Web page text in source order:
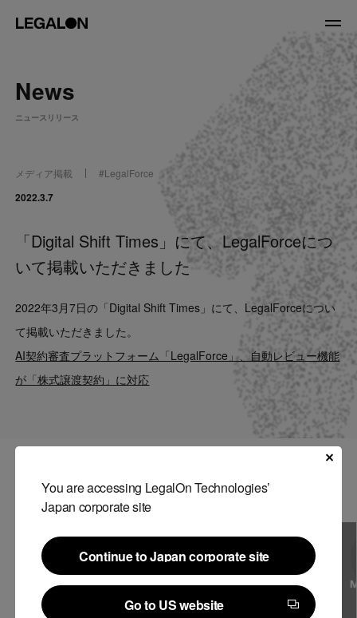
About
役員紹介
Service
News
LegalOn Now
Contact
You are accessing LegalOn Technologies’
Japan corporate site
Continue to Japan corporate site
Continue to Japan corporate site
Go to US website
News
ニュースリリース
メディア掲載 #LegalForce
2022.3.7
「Digital Shift Times」にて、LegalForceにつ
いて掲載いただきました
2022年3月7日の「Digital Shift Times」にて、LegalForceについ
て掲載いただきました。
AI契約審査プラットフォーム「LegalForce」、自動レビュー機能
が「株式譲渡契約」に対応
関連記事